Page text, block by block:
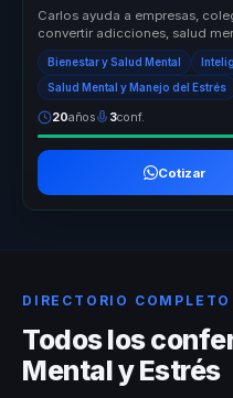
Carlos ayuda a empresas,
convertir adicciones, salud
en conci...
Bienestar y Salud Mental
Salud Mental y Manejo del Estrés
20años 3conf.
Cotizar
DIRECTORIO COMPLETO
Todos los
Mental y Estrés